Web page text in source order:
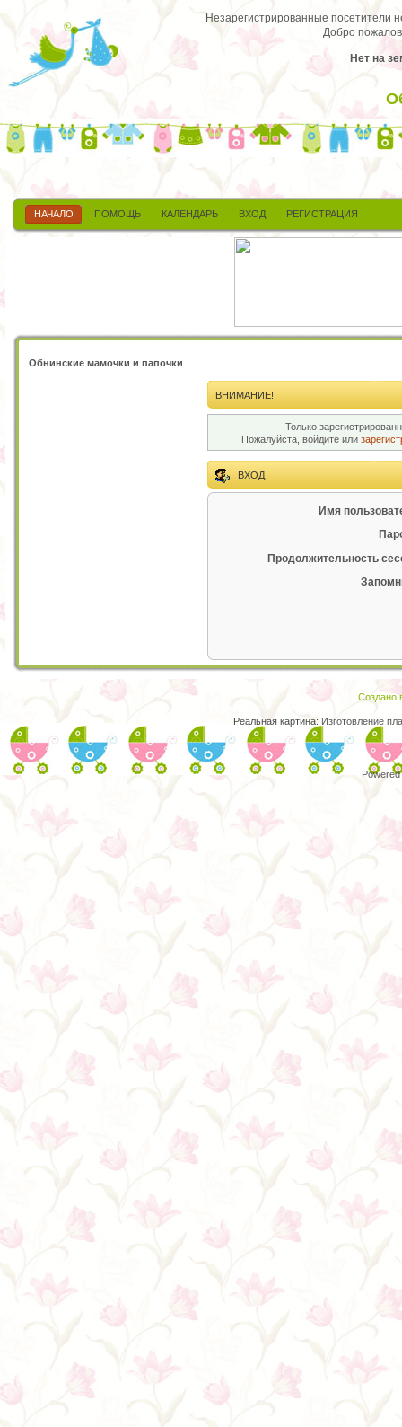
Незарегистрированные посетители
Добро
Нет на
НАЧАЛО ПОМОЩЬ КАЛЕНДАРЬ ВХОД РЕГИСТРАЦИЯ
Обнинские мамочки и папочки
ВНИМАНИЕ!
Только
Пожалуйста, войдите или
ВХОД
Имя
Продолжительность
Создано
Реальная картина: Изготовление